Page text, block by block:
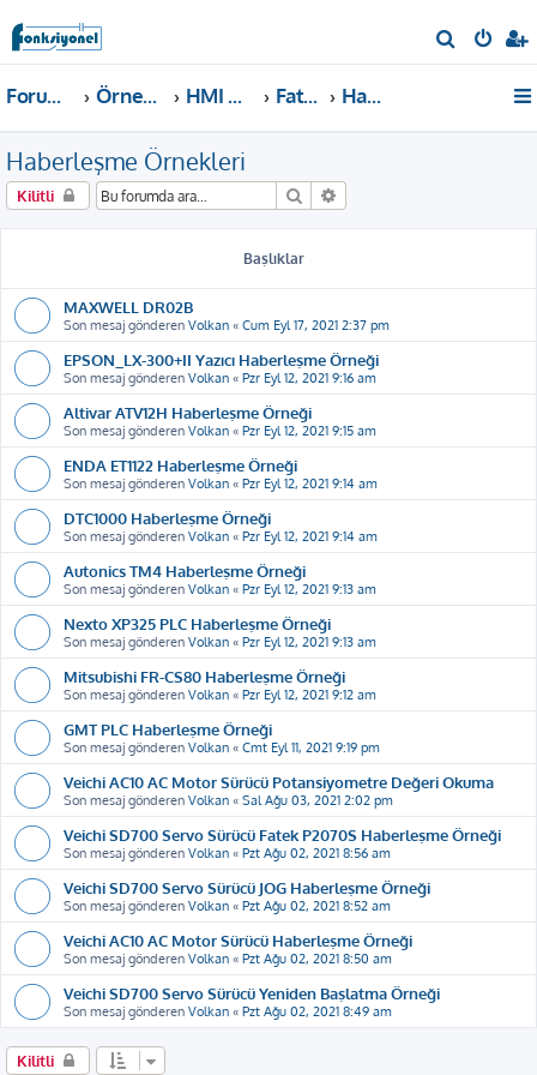
r
Forum ana sayfa Örnekler ve Dokümanlar HMI Örnekleri Fatek P2, P5 Haberleşme Örnekleri
Haberleşme Örnekleri
Kilitli Ara
Başlıklar
MAXWELL DR02B
Son mesaj gönderen Volkan « Cum Eyl 17, 2021 2:37 pm
EPSON_LX-300+II Yazıcı Haberleşme Örneği
Son mesaj gönderen Volkan « Pzr Eyl 12, 2021 9:16 am
Altivar ATV12H Haberleşme Örneği
Son mesaj gönderen Volkan « Pzr Eyl 12, 2021 9:15 am
ENDA ET1122 Haberleşme Örneği
Son mesaj gönderen Volkan « Pzr Eyl 12, 2021 9:14 am
DTC1000 Haberleşme Örneği
Son mesaj gönderen Volkan « Pzr Eyl 12, 2021 9:14 am
Autonics TM4 Haberleşme Örneği
Son mesaj gönderen Volkan « Pzr Eyl 12, 2021 9:13 am
Nexto XP325 PLC Haberleşme Örneği
Son mesaj gönderen Volkan « Pzr Eyl 12, 2021 9:13 am
Mitsubishi FR-CS80 Haberleşme Örneği
Son mesaj gönderen Volkan « Pzr Eyl 12, 2021 9:12 am
GMT PLC Haberleşme Örneği
Son mesaj gönderen Volkan « Cmt Eyl 11, 2021 9:19 pm
Veichi AC10 AC Motor Sürücü Potansiyometre Değeri Okuma
Son mesaj gönderen Volkan « Sal Ağu 03, 2021 2:02 pm
Veichi SD700 Servo Sürücü Fatek P2070S Haberleşme Örneği
Son mesaj gönderen Volkan « Pzt Ağu 02, 2021 8:56 am
Veichi SD700 Servo Sürücü JOG Haberleşme Örneği
Son mesaj gönderen Volkan « Pzt Ağu 02, 2021 8:52 am
Veichi AC10 AC Motor Sürücü Haberleşme Örneği
Son mesaj gönderen Volkan « Pzt Ağu 02, 2021 8:50 am
Veichi SD700 Servo Sürücü Yeniden Başlatma Örneği
Son mesaj gönderen Volkan « Pzt Ağu 02, 2021 8:49 am
Kilitli